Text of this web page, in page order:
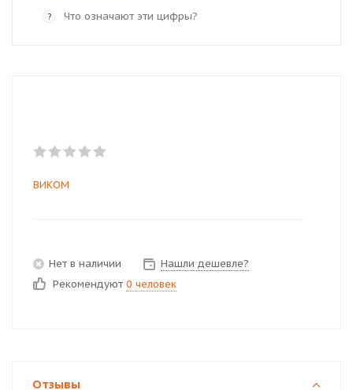
? Что означают эти цифры?
ВИКОМ
Нет в наличии
Нашли дешевле?
Рекомендуют 0 человек
Отзывы